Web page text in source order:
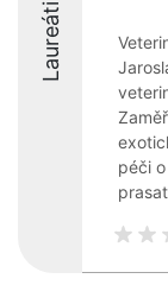
Laureáti
péči